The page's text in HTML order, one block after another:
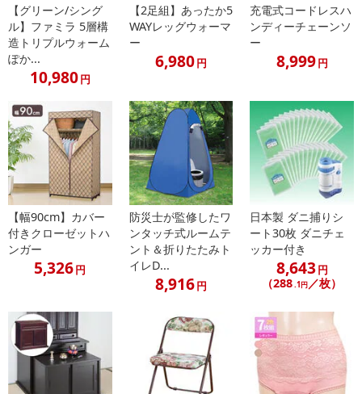
・原産国（最終加工地）：中国
・原材料/材質/素材：スチール、座面：合成皮革・ウレタン
・商品カラー：ブラック
・商品サイズ：約幅44×奥行47×高さ73-90cm、座面サイズ：約直径
33.5cm、座面高さ：約54-71cm
・商品重量：約5.2kg
・その他商品仕様：耐荷重/100kg、お客様組立式
注意事項
【賞味・消費期限のある商品について】
商品到着時点でのお日持ち期間は、配送日数などにより異なります
のでご了承ください。
【キャンセルについて】
※お申込み後のキャンセルはお受けできません。
記載されている内容を必ずご確認いただき、お届けする商品セット
にご納得いただきましたうえでお申し込みください。
※パッケージ変更や商品リニューアル（成分など含む）等により、
参考の掲載画像や画像内のバーコードなど、お届け商品と多少異な
る場合がございます。
【グリーン/シング
ル】ファミラ 5層構
造トリプルウォーム
ぽか...
10,980円
【2足組】あったか5
WAYレッグウォーマ
ー
6,980円
充電式コードレスハ
ンディーチェーンソ
ー
8,999円
【幅90cm】カバー
付きクローゼットハ
ンガー
5,326円
防災士が監修したワ
ンタッチ式ルームテ
ント＆折りたたみト
イレD...
8,916円
日本製 ダニ捕りシ
ート30枚 ダニチェ
ッカー付き
8,643円
（288.1円／枚）